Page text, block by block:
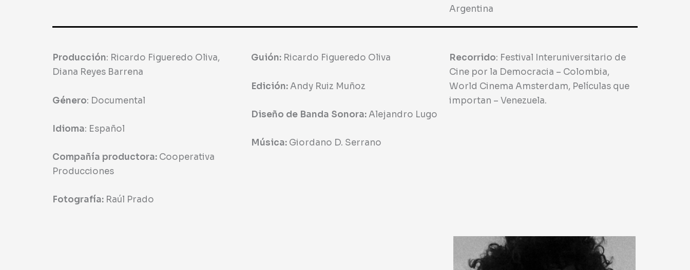
Argentina
Producción: Ricardo Figueredo Oliva,
Diana Reyes Barrena
Género: Documental
Idioma: Español
Compañía productora: Cooperativa
Producciones
Fotografía: Raúl Prado
Guión: Ricardo Figueredo Oliva
Edición:Andy Ruiz Muñoz
Diseño de Banda Sonora: Alejandro Lugo
Música: Giordano D. Serrano
Recorrido: Festival Interuniversitario de
Cine por la Democracia – Colombia,
World Cinema Amsterdam, Películas que
importan – Venezuela.